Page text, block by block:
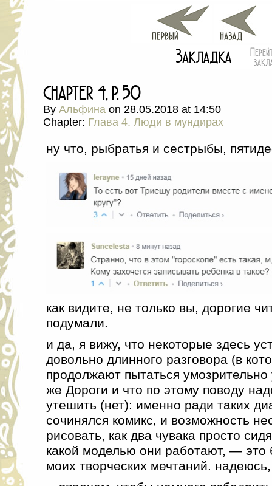
chapter 4, p. 50
By Альфина on 28.05.2018 at 14:50
Chapter: Глава 4. Люди в мундирах
ну что, рыбратья и сестрыбы,
как видите, не только вы, дорогие
подумали.
и да, я вижу, что некоторые здесь
довольно длинного разговора (в
продолжают пытаться умозрительно
же Дороги и что по этому поводу
утешить (нет): именно ради таких
сочинялся комикс, и возможность
рисовать, как два чувака просто
какой моделью они работают, — это
моих творческих мечтаний.